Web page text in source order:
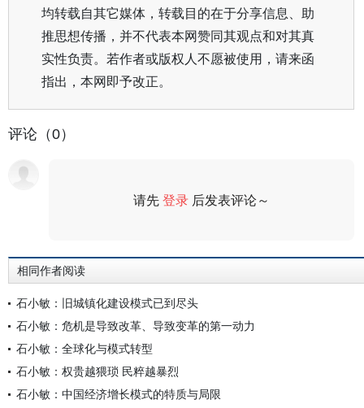
均转载自其它媒体，转载目的在于分享信息、助
推思想传播，并不代表本网赞同其观点和对其真
实性负责。若作者或版权人不愿被使用，请来函
指出，本网即予改正。
评论（0）
请先登录 后发表评论～
相同作者阅读
石小敏：旧城镇化建设模式已到尽头
石小敏：危机是导致改革、导致变革的第一动力
石小敏：全球化与模式转型
石小敏：权贵越猥琐 民粹越暴烈
石小敏：中国经济增长模式的特质与局限